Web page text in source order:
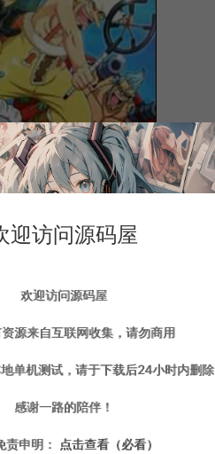
迎访问源码屋
欢迎访问源码屋
源来自互联网收集，请勿商用
单机测试，请于下载后24小时内删除
感谢一路的陪伴！
责申明： 点击查看（必看）